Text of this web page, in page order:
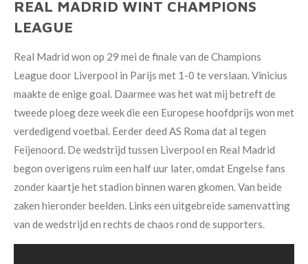
REAL MADRID WINT CHAMPIONS
LEAGUE
Real Madrid won op 29 mei de finale van de Champions
League door Liverpool in Parijs met 1-0 te verslaan. Vinicius
maakte de enige goal. Daarmee was het wat mij betreft de
tweede ploeg deze week die een Europese hoofdprijs won met
verdedigend voetbal. Eerder deed AS Roma dat al tegen
Feijenoord. De wedstrijd tussen Liverpool en Real Madrid
begon overigens ruim een half uur later, omdat Engelse fans
zonder kaartje het stadion binnen waren gkomen. Van beide
zaken hieronder beelden. Links een uitgebreide samenvatting
van de wedstrijd en rechts de chaos rond de supporters.